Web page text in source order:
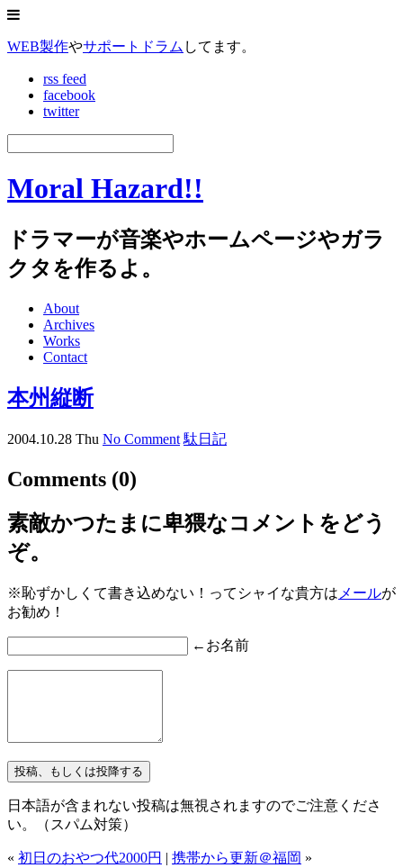
WEB製作やサポートドラム してます。
rss feed
facebook
twitter
Moral Hazard!!
ドラマーが音楽やホームページやガラ
クタを作るよ。
About
Archives
Works
Contact
本州縦断
2004.10.28 Thu No Comment 駄日記
Comments (0)
素敵かつたまに卑猥なコメントをどう
ぞ。
※恥ずかしくて書き込めない！ってシャイな貴方は メールが
お勧め！
←お名前
日本語が含まれない投稿は無視されますのでご注意くださ
い。（スパム対策）
« 初日のおやつ代2000円 | 携帯から更新＠福岡 »